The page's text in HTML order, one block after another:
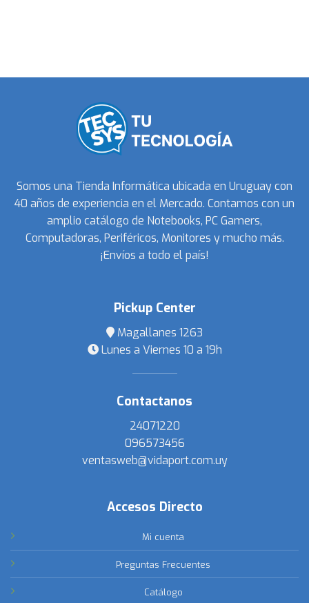
Somos una Tienda Informática ubicada en Uruguay con
40 años de experiencia en el Mercado. Contamos con un
amplio catálogo de Notebooks, PC Gamers,
Computadoras, Periféricos, Monitores y mucho más.
¡Envíos a todo el país!
Pickup Center
Magallanes 1263
Lunes a Viernes 10 a 19h
Contactanos
24071220
096573456
ventasweb@vidaport.com.uy
Accesos Directo
Mi cuenta
Preguntas Frecuentes
Catálogo